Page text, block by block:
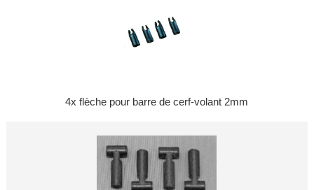
4x flèche pour barre de cerf-volant 2mm